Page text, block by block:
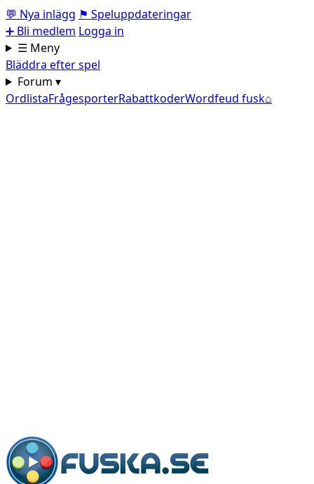
💬 Nya inlägg ⚑ Speluppdateringar
➕ Bli medlem Logga in
☰ Meny
Bläddra efter spel
Forum ▾
OrdlistaFrågesporterRabattkoderWordfeud fusk⌂